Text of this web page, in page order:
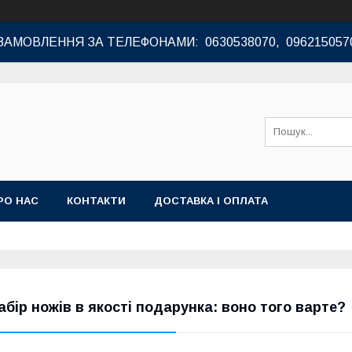
ЗА ТЕЛЕФОНАМИ: 0630538070,
НАС КОНТАКТИ ДОСТАВКА І ОПЛАТА
ножів в якості подарунка: воно того варте?